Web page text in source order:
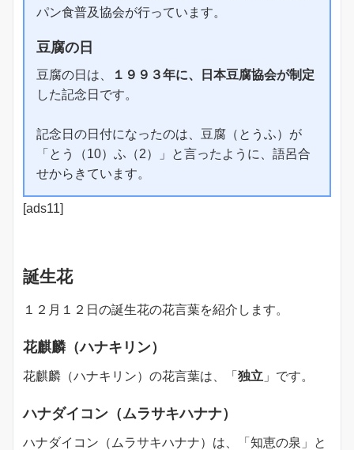
パン食普及協会が行っています。
豆腐の日
豆腐の日は、
１９９３年に、日本豆腐協会が制定
した記念日です。
記念日の日付になったのは、豆腐（とうふ）が
「とう（10）ふ（2）」と言ったように、語呂合
せからきています。
[ads11]
誕生花
１２月１２日の誕生花の花言葉を紹介します。
花麒麟（ハナキリン）
花麒麟（ハナキリン）の花言葉は、「 独立 」です。
ハナダイコン（ムラサキハナナ）
ハナダイコン（ムラサキハナナ）は、「知恵の泉」と